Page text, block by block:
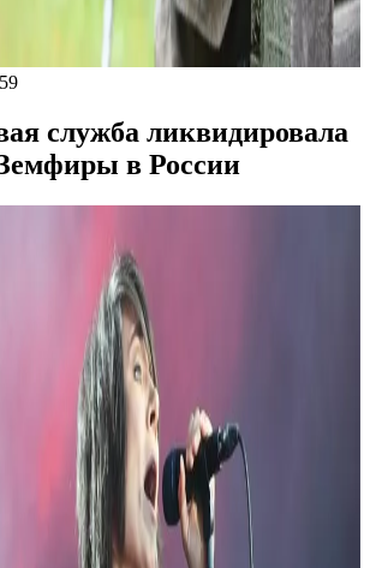
служба ликвидировала
в России